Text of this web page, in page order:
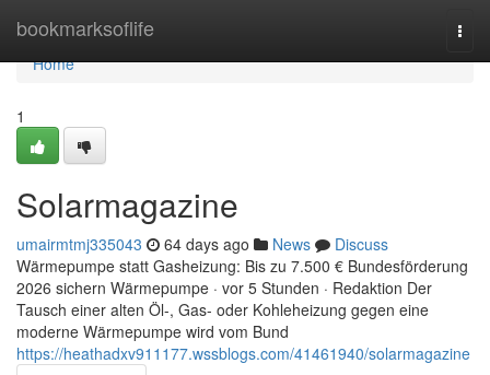
bookmarksoflife
Home
Home
1
Solarmagazine
umairmtmj335043 64 days ago News
Discuss
Wärmepumpe statt Gasheizung: Bis zu 7.500 € Bundesförderung
2026 sichern Wärmepumpe · vor 5 Stunden · Redaktion Der
Tausch einer alten Öl-, Gas- oder Kohleheizung gegen eine
moderne Wärmepumpe wird vom Bund
https://heathadxv911177.wssblogs.com/41461940/solarmagazine